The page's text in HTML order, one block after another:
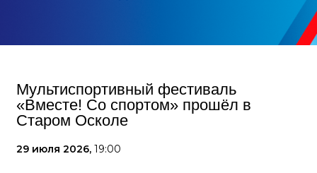
Мультиспортивный фестиваль
«Вместе! Со спортом» прошёл в
Старом Осколе
29 июля 2026, 19:00